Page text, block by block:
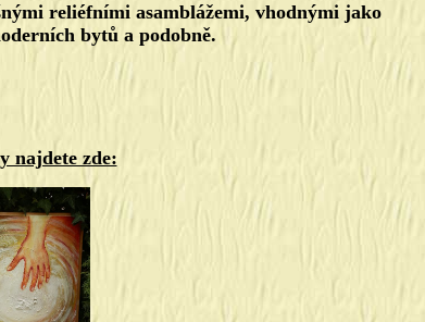
reliéfními asamblážemi, vhodnými jako
bytů a podobně.
najdete zde: